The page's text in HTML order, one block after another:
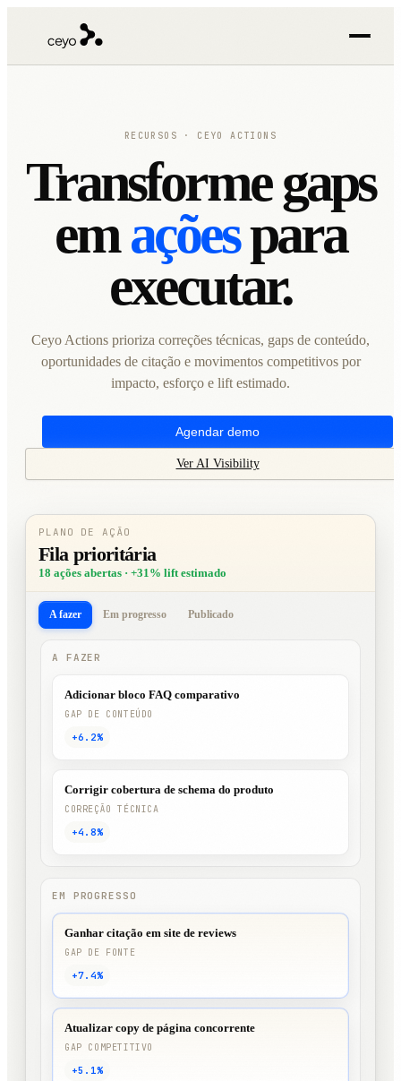
RECURSOS · CEYO ACTIONS
Transforme gaps
emaçõespara
executar.
Ceyo Actions prioriza correções técnicas, gaps de conteúdo,
oportunidades de citação e movimentos competitivos por
impacto, esforço e lift estimado.
Agendar demo
Ver AI Visibility
PLANO DE AÇÃO
Fila prioritária
18 ações abertas · +31% lift estimado
A fazer Em progresso Publicado
A FAZER
Adicionar bloco FAQ comparativo
GAP DE CONTEÚDO
+6.2%
Corrigir cobertura de schema do produto
CORREÇÃO TÉCNICA
+4.8%
EM PROGRESSO
Ganhar citação em site de reviews
GAP DE FONTE
+7.4%
Atualizar copy de página concorrente
GAP COMPETITIVO
+5.1%